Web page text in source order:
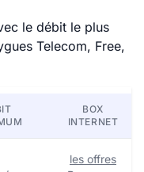
le débit le plus
Telecom, Free,
BOX
INTERNET
les offres